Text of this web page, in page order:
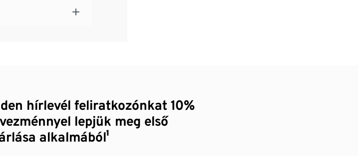
hírlevél feliratkozónkat 10%
lepjük meg első
alkalmából¹